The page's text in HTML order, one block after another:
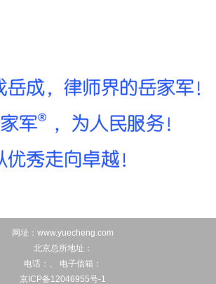
网址：www.yuecheng.com
北京总所地址：
电话：、 电子信箱：
京ICP备12046955号-1